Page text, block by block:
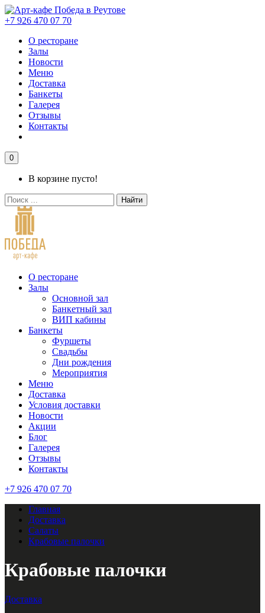
+7 926 470 07 70
О ресторане
Залы
Новости
Меню
Доставка
Банкеты
Галерея
Отзывы
Контакты
0
В корзине пусто!
Найти
О ресторане
Залы
Основной зал
Банкетный зал
ВИП кабины
Банкеты
Фуршеты
Свадьбы
Дни рождения
Мероприятия
Меню
Доставка
Условия доставки
Новости
Акции
Блог
Галерея
Отзывы
Контакты
+7 926 470 07 70
Главная
Доставка
Салаты
Крабовые палочки
Крабовые палочки
Доставка